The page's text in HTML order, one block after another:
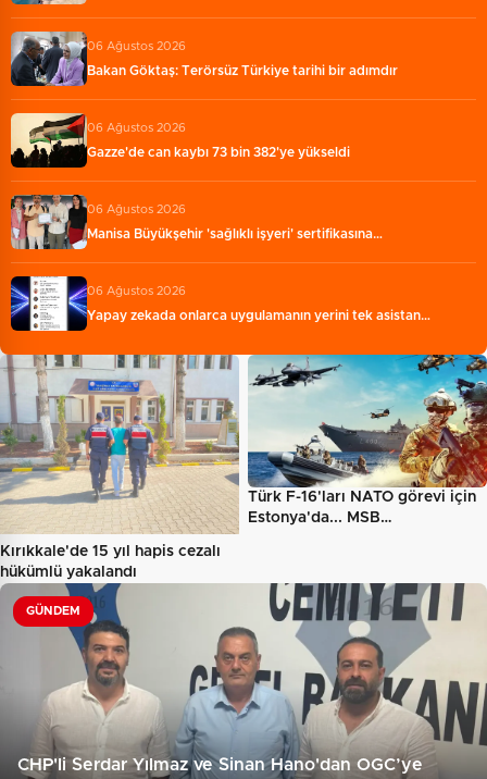
06 Ağustos 2026
Bakan Göktaş: Terörsüz Türkiye tarihi bir adımdır
06 Ağustos 2026
Gazze'de can kaybı 73 bin 382'ye yükseldi
06 Ağustos 2026
Manisa Büyükşehir 'sağlıklı işyeri' sertifikasına…
06 Ağustos 2026
Yapay zekada onlarca uygulamanın yerini tek asistan…
Kırıkkale'de 15 yıl hapis cezalı
hükümlü yakalandı
Türk F-16'ları NATO görevi için
Estonya'da... MSB…
GÜNDEM
CHP'li Serdar Yılmaz ve Sinan Hano'dan OGC’ye